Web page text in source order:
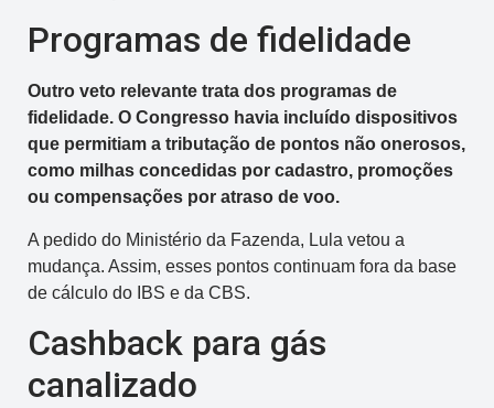
Programas de fidelidade
Outro veto relevante trata dos programas de
fidelidade. O Congresso havia incluído dispositivos
que permitiam a tributação de pontos não onerosos,
como milhas concedidas por cadastro, promoções
ou compensações por atraso de voo.
A pedido do Ministério da Fazenda, Lula vetou a
mudança. Assim, esses pontos continuam fora da base
de cálculo do IBS e da CBS.
Cashback para gás
canalizado